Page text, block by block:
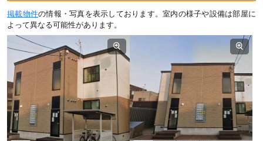
掲載物件の情報・写真を表示しております。室内の様子や設備は部屋に
よって異なる可能性があります。